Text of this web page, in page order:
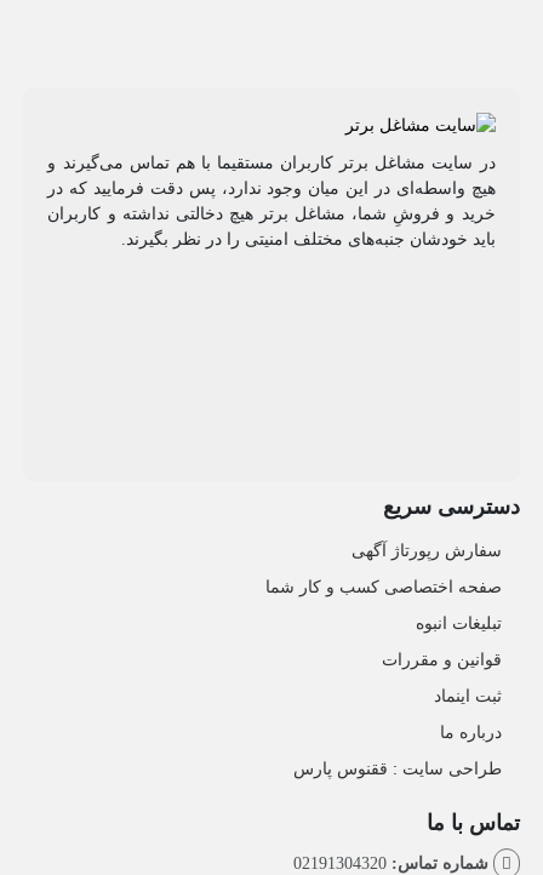
در سایت مشاغل برتر کاربران مستقیما با هم تماس می‌گیرند و
هیچ واسطه‌ای در این میان وجود ندارد، پس دقت فرمایید که در
خرید و فروشِ شما، مشاغل برتر هیچ دخالتی نداشته و کاربران
باید خودشان جنبه‌های مختلف امنیتی را در نظر بگیرند.
دسترسی سریع
سفارش رپورتاژ آگهی
صفحه اختصاصی کسب و کار شما
تبلیغات انبوه
قوانین و مقررات
ثبت اینماد
درباره ما
طراحی سایت : ققنوس پارس
تماس با ما
شماره تماس:02191304320